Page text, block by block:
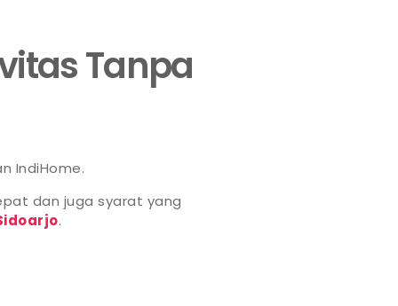
Tanpa
IndiHome.
dan juga syarat yang
.